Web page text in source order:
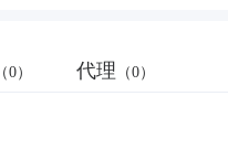
（0） 代理 （0）